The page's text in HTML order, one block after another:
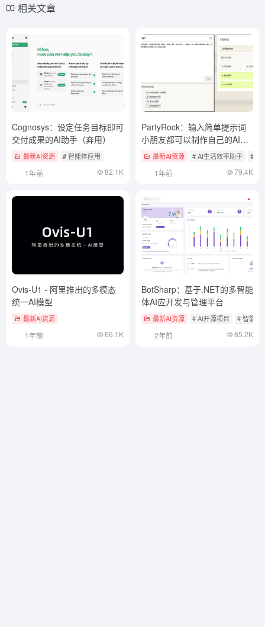
相关文章
Cognosys：设定任务目标即可
交付成果的AI助手（弃用）
最新AI资源 # 智能体应用
1年前 82.1K
PartyRock：输入简单提示词
小朋友都可以制作自己的AI应
用 最新AI资源 # AI生活效率助手 # 无
1年前 79.4K
Ovis-U1 - 阿里推出的多模态
统一AI模型
最新AI资源
1年前 66.1K
BotSharp：基于.NET的多智能
体AI应开发与管理平台
最新AI资源 # AI开源项目 # 智能体
2年前 85.2K